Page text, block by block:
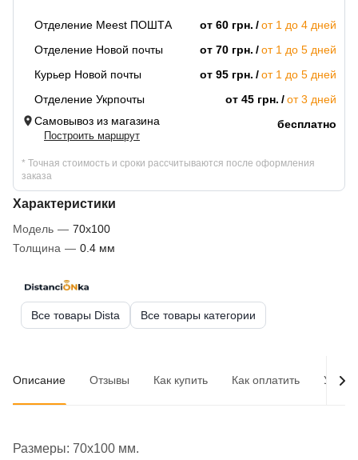
Отделение Meest ПОШТА от 60 грн.
от 1 до 4 дней
Отделение Новой почты
от 70 грн.
от 1 до 5 дней
Курьер Новой почты
от 95 грн.
от 1 до 5 дней
Отделение Укрпочты
от 45 грн.
от 3 дней
Самовывоз из магазина
Построить маршрут
бесплатно
* Точная стоимость и сроки рассчитываются после оформления
заказа
Характеристики
Модель — 70х100
Толщина — 0.4 мм
Все товары Dista Все товары категории
Описание Отзывы Как купить Как оплатить
Размеры: 70х100 мм.